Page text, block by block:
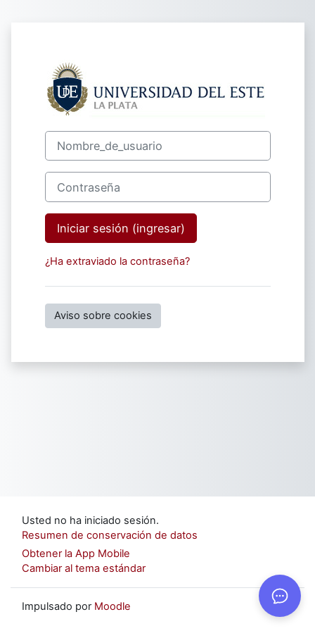
Nombre_de_usuario
Contraseña
Iniciar sesión (ingresar)
¿Ha extraviado la contraseña?
Aviso sobre cookies
Usted no ha iniciado sesión.
Resumen de conservación de datos
Obtener la App Mobile
Cambiar al tema estándar
Impulsado por Moodle